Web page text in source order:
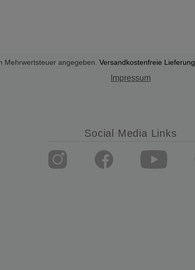
Mehrwertsteuer angegeben. Versandkostenfreie Lieferung
Impressum
Social Media Links